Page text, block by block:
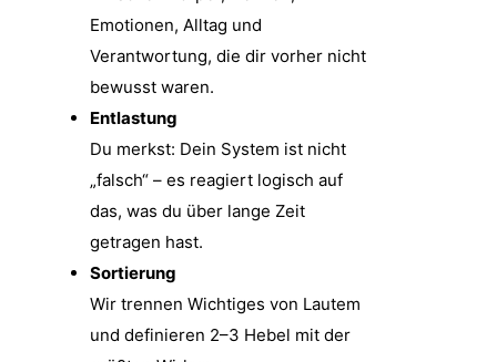
Emotionen, Alltag und
Verantwortung, die dir vorher nicht
bewusst waren.
Entlastung
Du merkst: Dein System ist nicht
„falsch“ – es reagiert logisch auf
das, was du über lange Zeit
getragen hast.
Sortierung
Wir trennen Wichtiges von Lautem
und definieren 2–3 Hebel mit der